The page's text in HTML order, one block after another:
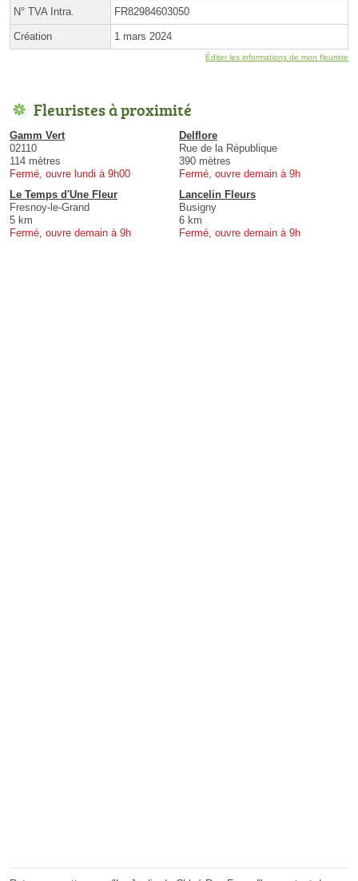
N° TVA Intra. FR82984603050
Création 1 mars 2024
Éditer les informations de mon fleuriste
Fleuristes à proximité
Gamm Vert
02110
114 mètres
Fermé, ouvre lundi à 9h00
Delflore
Rue de la République
390 mètres
Fermé, ouvre demain à 9h
Le Temps d'Une Fleur
Fresnoy-le-Grand
5 km
Fermé, ouvre demain à 9h
Lancelin Fleurs
Busigny
6 km
Fermé, ouvre demain à 9h